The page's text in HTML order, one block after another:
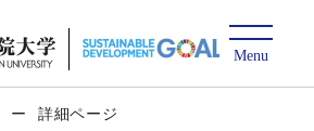
詳細ページ